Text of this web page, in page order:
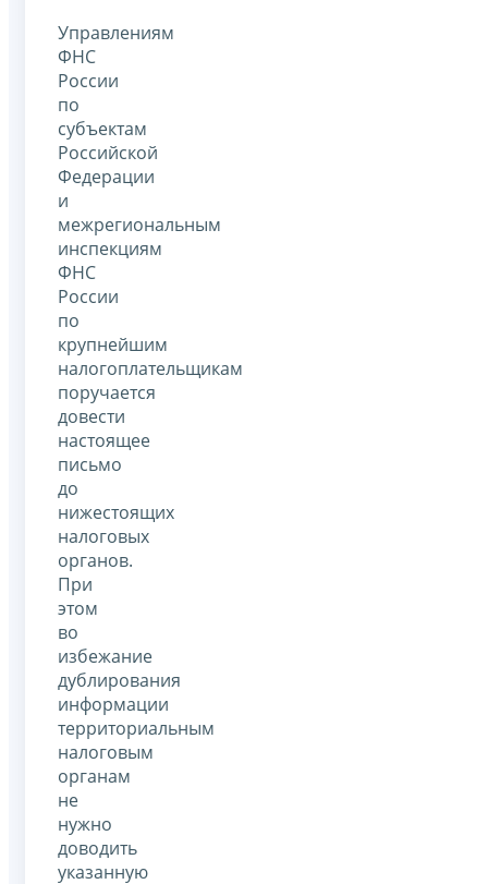
Управлениям
ФНС
России
по
субъектам
Российской
Федерации
и
межрегиональным
инспекциям
ФНС
России
по
крупнейшим
налогоплательщикам
поручается
довести
настоящее
письмо
до
нижестоящих
налоговых
органов.
При
этом
во
избежание
дублирования
информации
территориальным
налоговым
органам
не
нужно
доводить
указанную